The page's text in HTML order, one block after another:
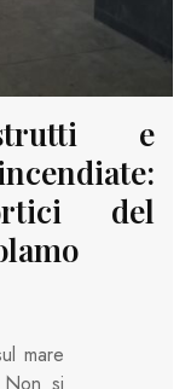
e
del
mare
si